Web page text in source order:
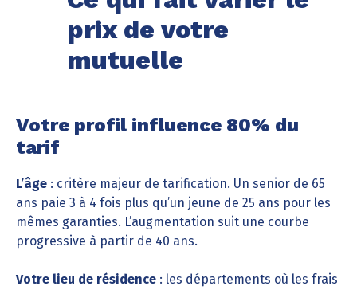
prix de votre
mutuelle
Votre profil influence 80% du
tarif
L’âge : critère majeur de tarification. Un senior de 65
ans paie 3 à 4 fois plus qu’un jeune de 25 ans pour les
mêmes garanties. L’augmentation suit une courbe
progressive à partir de 40 ans.
Votre lieu de résidence : les départements où les frais